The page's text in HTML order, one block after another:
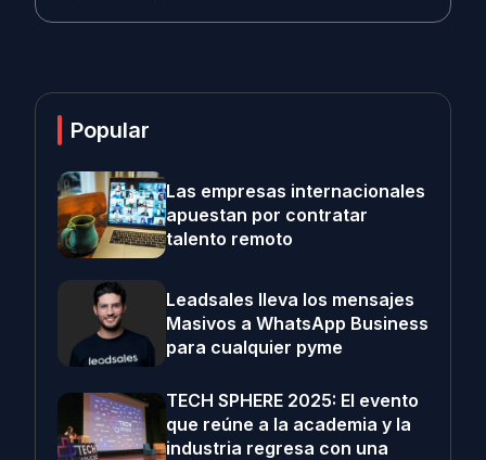
Popular
Las empresas internacionales
apuestan por contratar
talento remoto
Leadsales lleva los mensajes
Masivos a WhatsApp Business
para cualquier pyme
TECH SPHERE 2025: El evento
que reúne a la academia y la
industria regresa con una